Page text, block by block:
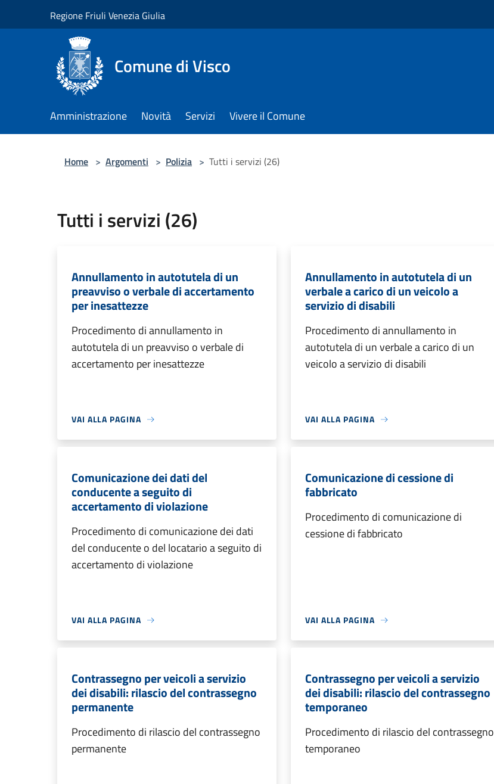
Regione Friuli Venezia Giulia
Comune di Visco
Amministrazione Novità Servizi Vivere il Comune
Home > Argomenti > Polizia > Tutti i servizi (26)
Tutti i servizi (26)
Annullamento in autotutela di un
preavviso o verbale di accertamento
per inesattezze
Procedimento di annullamento in
autotutela di un preavviso o verbale di
accertamento per inesattezze
VAI ALLA PAGINA
Annullamento in autotutela di un
verbale a carico di un veicolo a
servizio di disabili
Procedimento di annullamento in
autotutela di un verbale a carico di un
veicolo a servizio di disabili
VAI ALLA PAGINA
Comunicazione dei dati del
conducente a seguito di
accertamento di violazione
Procedimento di comunicazione dei dati
del conducente o del locatario a seguito di
accertamento di violazione
VAI ALLA PAGINA
Comunicazione di cessione di
fabbricato
Procedimento di comunicazione di
cessione di fabbricato
VAI ALLA PAGINA
Contrassegno per veicoli a servizio
dei disabili: rilascio del contrassegno
permanente
Procedimento di rilascio del contrassegno
permanente
Contrassegno per veicoli a servizio
dei disabili: rilascio del contrassegno
temporaneo
Procedimento di rilascio del contrassegno
temporaneo